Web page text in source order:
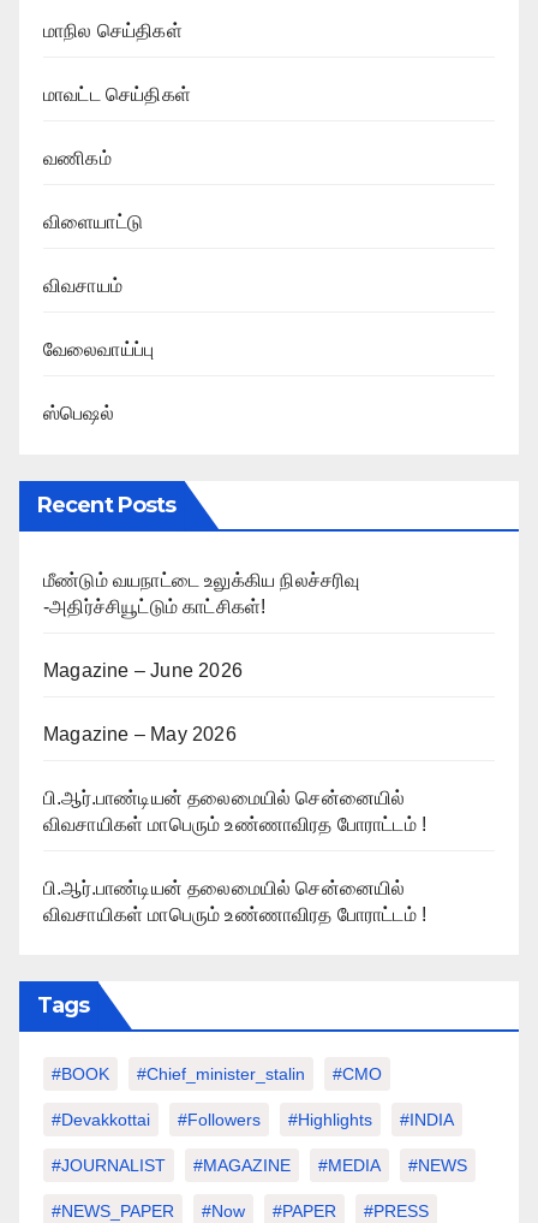
மாநில செய்திகள்
மாவட்ட செய்திகள்
வணிகம்
விளையாட்டு
விவசாயம்
வேலைவாய்ப்பு
ஸ்பெஷல்
Recent Posts
மீண்டும் வயநாட்டை உலுக்கிய நிலச்சரிவு
-அதிர்ச்சியூட்டும் காட்சிகள்!
Magazine – June 2026
Magazine – May 2026
பி.ஆர்.பாண்டியன் தலைமையில் சென்னையில்
விவசாயிகள் மாபெரும் உண்ணாவிரத போராட்டம் !
பி.ஆர்.பாண்டியன் தலைமையில் சென்னையில்
விவசாயிகள் மாபெரும் உண்ணாவிரத போராட்டம் !
Tags
#BOOK #chief_minister_stalin #CMO
#devakkottai #followers #highlights #INDIA
#JOURNALIST #MAGAZINE #MEDIA #NEWS
#NEWS_PAPER #Now #PAPER #PRESS